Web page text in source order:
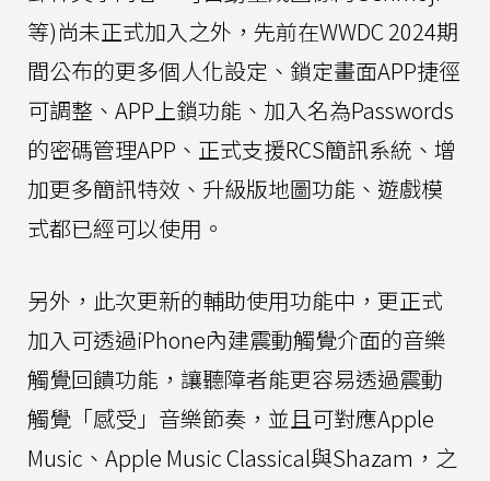
等)尚未正式加入之外，先前在WWDC 2024期
間公布的更多個人化設定、鎖定畫面APP捷徑
可調整、APP上鎖功能、加入名為Passwords
的密碼管理APP、正式支援RCS簡訊系統、增
加更多簡訊特效、升級版地圖功能、遊戲模
式都已經可以使用。
另外，此次更新的輔助使用功能中，更正式
加入可透過iPhone內建震動觸覺介面的音樂
觸覺回饋功能，讓聽障者能更容易透過震動
觸覺「感受」音樂節奏，並且可對應Apple
Music、Apple Music Classical與Shazam，之